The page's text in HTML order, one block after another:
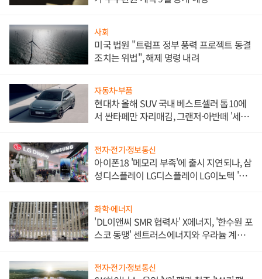
사회
미국 법원 "트럼프 정부 풍력 프로젝트 동결
조치는 위법", 해제 명령 내려
자동차·부품
현대차 올해 SUV 국내 베스트셀러 톱10에
서 싼타페만 자리매김, 그랜저·아반떼 '세단
전자·전기·정보통신
아이폰18 '메모리 부족'에 출시 지연되나, 삼
성디스플레이 LG디스플레이 LG이노텍 '탈
화학·에너지
'DL이앤씨 SMR 협력사' X에너지, '한수원 포
스코 동맹' 센트러스에너지와 우라늄 계약
전자·전기·정보통신